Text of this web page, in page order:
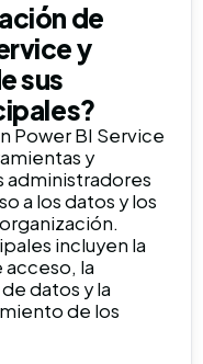
de
y
sus
Power BI Service
y
administradores
a los datos y los
incluyen la
la
datos y la
de los